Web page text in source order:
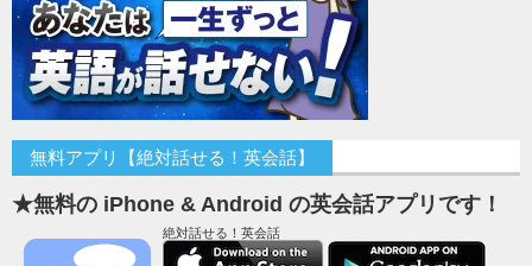
無料アプリ【絶対話せる！英会話】
★無料の iPhone & Android の英会話アプリです！
絶対話せる！英会話